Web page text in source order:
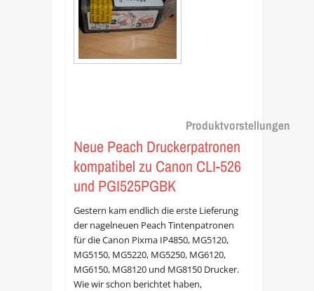
Produktvorstellungen
Neue Peach Druckerpatronen
kompatibel zu Canon CLI-526
und PGI525PGBK
Gestern kam endlich die erste Lieferung
der nagelneuen Peach Tintenpatronen
für die Canon Pixma IP4850, MG5120,
MG5150, MG5220, MG5250, MG6120,
MG6150, MG8120 und MG8150 Drucker.
Wie wir schon berichtet haben,